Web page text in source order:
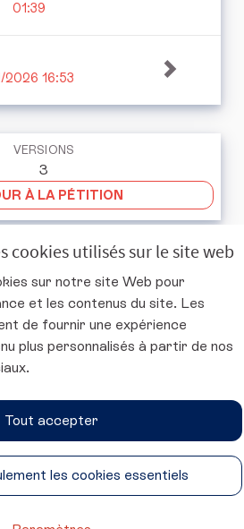
cookies utilisés sur le site web
sur notre site Web pour
et les contenus du site. Les
de fournir une expérience
plus personnalisés à partir de nos
Tout accepter
les cookies essentiels
01:39
2026 16:53
VERSIONS
3
À LA PÉTITION
plateforme
et environnemental sur Twitter
social et environnemental sur
social et
économique, social et